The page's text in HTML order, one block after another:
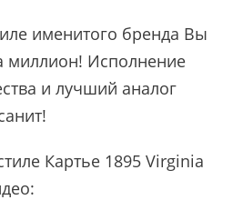
именитого бренда Вы
миллион! Исполнение
и лучший аналог
Картье 1895 Virginia